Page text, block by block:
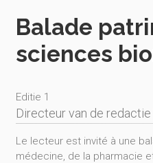
Balade
sciences
Editie 1
Directeur van de redactie
Le lecteur est invité à une
médecine, de la pharmacie